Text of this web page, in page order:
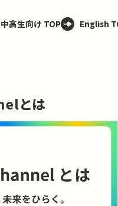
中高生向け TOP English
とは